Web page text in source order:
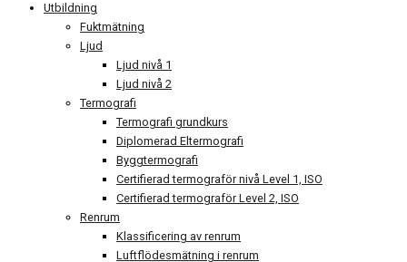
Utbildning
Fuktmätning
Ljud
Ljud nivå 1
Ljud nivå 2
Termografi
Termografi grundkurs
Diplomerad Eltermografi
Byggtermografi
Certifierad termograför nivå Level 1, ISO
Certifierad termograför Level 2, ISO
Renrum
Klassificering av renrum
Luftflödesmätning i renrum